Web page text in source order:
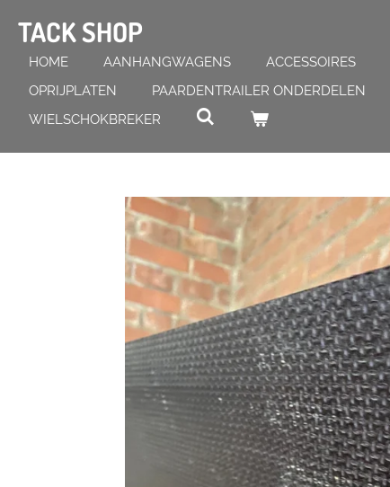
direct
naar
hoofdinhoud
TACK SHOP
HOME AANHANGWAGENS ACCESSOIRES
OPRIJPLATEN
PAARDENTRAILER ONDERDELEN
WIELSCHOKBREKER